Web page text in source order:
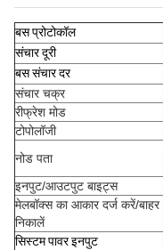
बस प्रोटोकॉल
संचार दूरी
बस संचार दर
संचार चक्र
रीफ्रेश मोड
टोपोलॉजी
नोड पता
इनपुट/आउटपुट बाइट्स
मेलबॉक्स का आकार दर्ज करें/बाहर
निकालें
सिस्टम पावर इनपुट